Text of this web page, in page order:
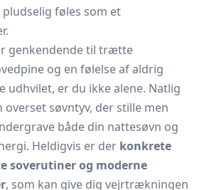
føles som et
genkendende til trætte
og en følelse af aldrig
udhvilet, er du ikke alene. Natlig
overset søvntyv, der stille men
både din nattesøvn og
Heldigvis er der konkrete
soverutiner og moderne
, som kan give dig vejrtrækningen